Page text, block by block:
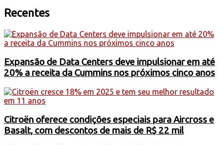
Recentes
Expansão de Data Centers deve impulsionar em até
20% a receita da Cummins nos próximos cinco anos
Citroën oferece condições especiais para Aircross e
Basalt, com descontos de mais de R$ 22 mil